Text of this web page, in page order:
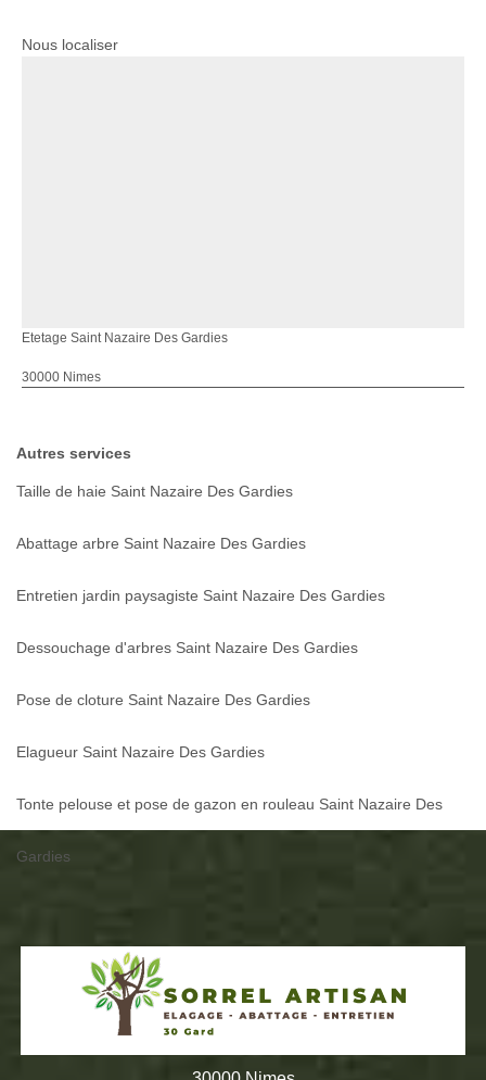
Nous localiser
Etetage Saint Nazaire Des Gardies
30000 Nimes
Autres services
Taille de haie Saint Nazaire Des Gardies
Abattage arbre Saint Nazaire Des Gardies
Entretien jardin paysagiste Saint Nazaire Des Gardies
Dessouchage d'arbres Saint Nazaire Des Gardies
Pose de cloture Saint Nazaire Des Gardies
Elagueur Saint Nazaire Des Gardies
Tonte pelouse et pose de gazon en rouleau Saint Nazaire Des
Gardies